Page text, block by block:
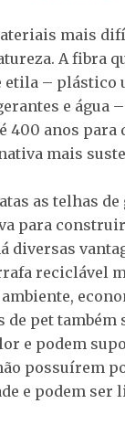
mais
A fibra
– plástico
e água
400 anos para
mais
as telhas
para
diversas
reciclável
de pet também
e podem
possuírem
e podem ser